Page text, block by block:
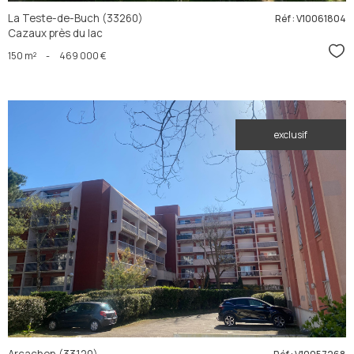
La Teste-de-Buch (33260)
Cazaux près du lac
Réf : V10061804
150 m² - 469 000 €
exclusif
voir le
bien